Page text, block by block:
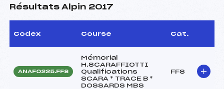
Résultats Alpin 2017
Codex Course Cat.
ANAF0225.FFS
Mémorial
H.SCARAFFIOTTI
Qualifications
SCARA * TRACE B *
DOSSARDS MBS
FFS